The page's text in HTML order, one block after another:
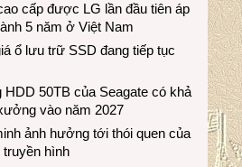
cấp được LG lần đầu tiên áp
5 năm ở Việt Nam
ổ lưu trữ SSD đang tiếp tục
50TB của Seagate có khả
vào năm 2027
ảnh hưởng tới thói quen của
hình